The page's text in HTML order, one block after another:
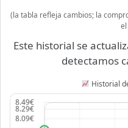
(la tabla refleja cambios; la
Este historial se
detectamos
Historial